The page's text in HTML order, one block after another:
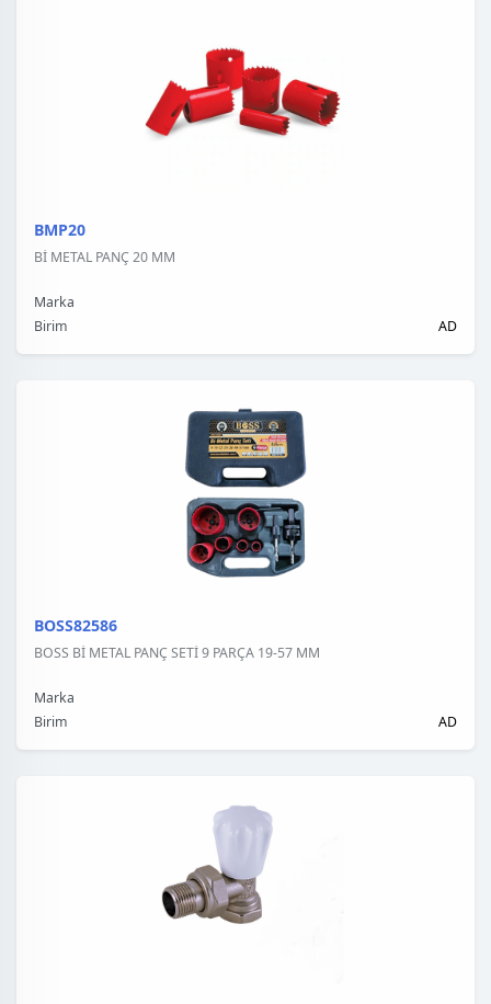
BMP20
Bİ METAL PANÇ 20 MM
Marka
Birim
AD
BOSS82586
BOSS Bİ METAL PANÇ SETİ 9 PARÇA 19-57 MM
Marka
Birim
AD